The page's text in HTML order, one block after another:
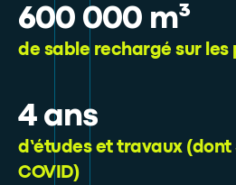
600 000 m³
de sable rechargé sur les
4 ans
d’études et travaux (dont
COVID)